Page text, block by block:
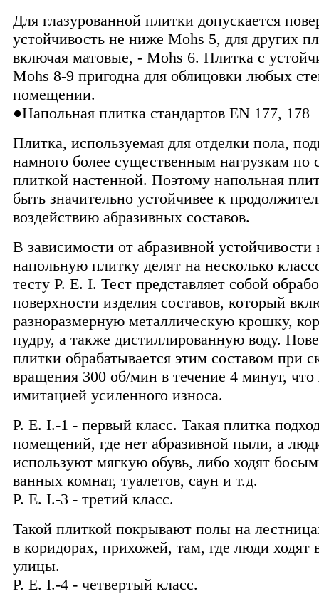
Для глазурованной плитки допускается
устойчивость не ниже Mohs 5, для других
включая матовые, - Mohs 6. Плитка с
Mohs 8-9 пригодна для облицовки любых
помещении.
●Напольная плитка стандартов EN 177, 178
Плитка, используемая для отделки пола,
намного более существенным нагрузкам по
плиткой настенной. Поэтому напольная
быть значительно устойчивее к
воздействию абразивных составов.
В зависимости от абразивной устойчивости
напольную плитку делят на несколько
тесту P. E. I. Тест представляет собой
поверхности изделия составов, который
разноразмерную металлическую крошку,
пудру, а также дистиллированную воду.
плитки обрабатывается этим составом при
вращения 300 об/мин в течение 4 минут, что
имитацией усиленного износа.
P. E. I.-1 - первый класс. Такая плитка
помещений, где нет абразивной пыли, а
используют мягкую обувь, либо ходят
ванных комнат, туалетов, саун и т.д.
P. E. I.-3 - третий класс.
Такой плиткой покрывают полы на
в коридорах, прихожей, там, где люди ходят
улицы.
P. E. I.-4 - четвертый класс.